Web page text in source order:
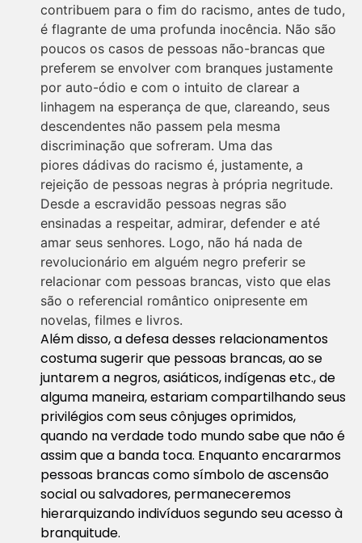
contribuem para o fim do racismo, antes de tudo,
é flagrante de uma profunda inocência. Não são
poucos os casos de pessoas não-brancas que
preferem se envolver com branques justamente
por auto-ódio e com o intuito de clarear a
linhagem na esperança de que, clareando, seus
descendentes não passem pela mesma
discriminação que sofreram. Uma das
piores dádivas do racismo é, justamente, a
rejeição de pessoas negras à própria negritude.
Desde a escravidão pessoas negras são
ensinadas a respeitar, admirar, defender e até
amar seus senhores. Logo, não há nada de
revolucionário em alguém negro preferir se
relacionar com pessoas brancas, visto que elas
são o referencial romântico onipresente em
novelas, filmes e livros.
Além disso, a defesa desses relacionamentos
costuma sugerir que pessoas brancas, ao se
juntarem a negros, asiáticos, indígenas etc., de
alguma maneira, estariam compartilhando seus
privilégios com seus cônjuges oprimidos,
quando na verdade todo mundo sabe que não é
assim que a banda toca. Enquanto encararmos
pessoas brancas como símbolo de ascensão
social ou salvadores, permaneceremos
hierarquizando indivíduos segundo seu acesso à
branquitude.